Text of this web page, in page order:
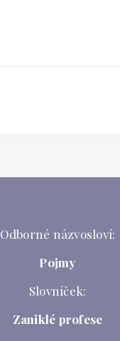
Odborné názvosloví:
Pojmy
Slovníček:
Zaniklé profese